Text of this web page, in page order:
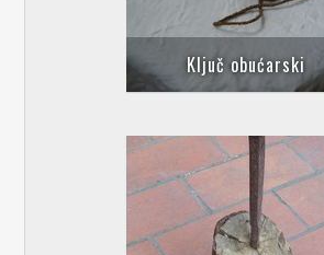
Ključ obućarski